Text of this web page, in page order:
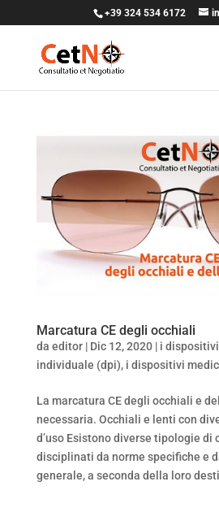
+39 324 534 6172
Marcatura CE degli occhiali
da editor| Dic 12, 2020| i
individuale (dpi), i dispositivi
La marcatura CE degli occhiali e
necessaria. Occhiali e lenti con
d’uso Esistono diverse tipologie di
disciplinati da norme specifiche e
generale, a seconda della loro